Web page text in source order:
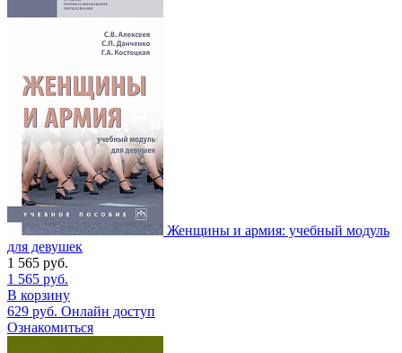
Женщины и армия: учебный модуль
для девушек
1 565 руб.
1 565 руб.
В корзину
629 руб. Онлайн доступ
Ознакомиться